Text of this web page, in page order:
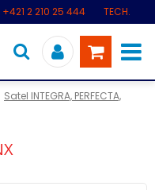
+421 2 210 25 444
TECH.
Satel INTEGRA, PERFECTA,